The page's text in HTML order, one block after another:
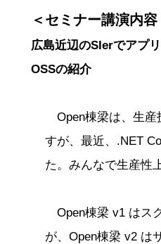
＜セミナー講演内容
広島近辺のSIerでアプ
OSSの紹介
Open棟梁は、生産
すが、最近、.NET
た。みんなで生産性
Open棟梁 v1 はス
が、Open棟梁 v2 は